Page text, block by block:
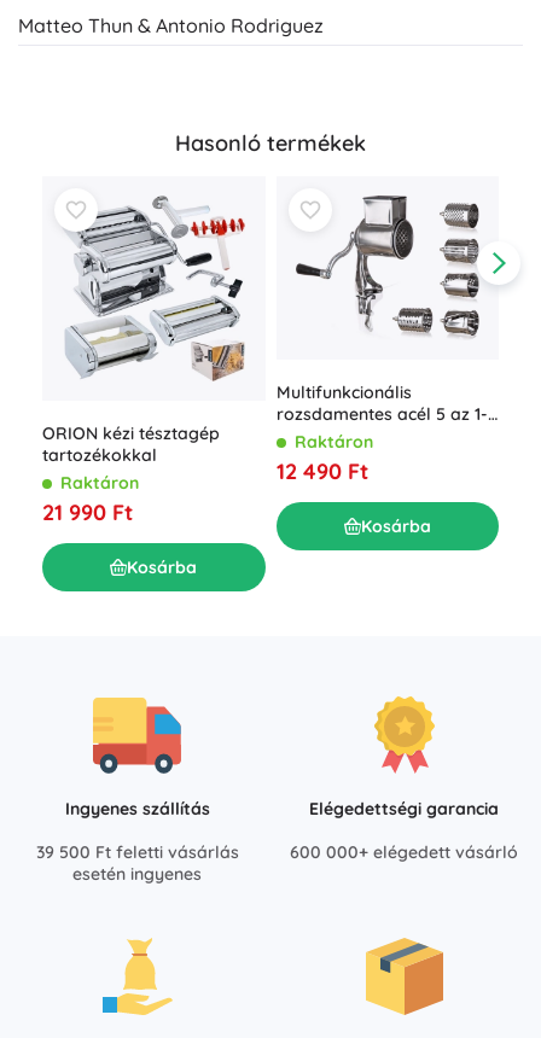
Matteo Thun & Antonio Rodriguez
Hasonló termékek
ORION kézi tésztagép
tartozékokkal
Raktáron
21 990 Ft
Kosárba
Multifunkcionális
rozsdamentes acél 5 az 1-
ben reszelő és szeletelő
Raktáron
12 490 Ft
Kosárba
Ingyenes szállítás
39 500 Ft feletti vásárlás
esetén ingyenes
Elégedettségi garancia
600 000+ elégedett vásárló